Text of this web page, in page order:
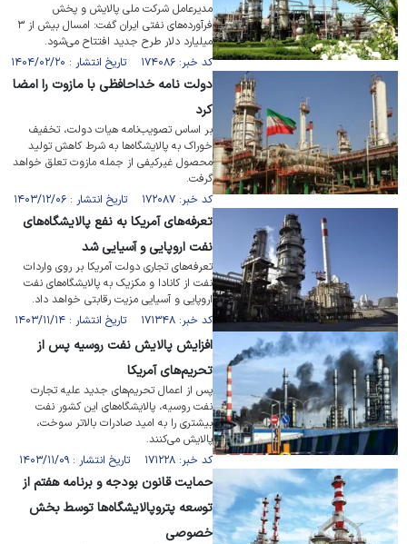
مدیرعامل شرکت ملی پالایش و پخش
فرآورده‌های نفتی ایران گفت: امسال بیش از ۳
میلیارد دلار طرح جدید افتتاح می‌شود.
کد خبر: ۱۷۴۰۸۶ تاریخ انتشار : ۱۴۰۴/۰۲/۲۰
دولت نامه خداحافظی با مازوت را امضا
کرد
بر اساس تصویب‌نامه هیات دولت، تخفیف
خوراک به پالایشگاه‌ها به شرط کاهش تولید
محصول غیرکیفی از جمله مازوت تعلق خواهد
گرفت.
کد خبر: ۱۷۲۰۸۷ تاریخ انتشار : ۱۴۰۳/۱۲/۰۶
تعرفه‌های آمریکا به نفع پالایشگاه‌های
نفت اروپایی و آسیایی شد
تعرفه‌های تجاری دولت آمریکا بر روی واردات
نفت از کانادا و مکزیک به پالایشگاه‌های نفت
اروپایی و آسیایی مزیت رقابتی خواهد داد.
کد خبر: ۱۷۱۳۴۸ تاریخ انتشار : ۱۴۰۳/۱۱/۱۴
افزایش پالایش نفت روسیه پس از
تحریم‌های آمریکا
پس از اعمال تحریم‌های جدید علیه تجارت
نفت روسیه، پالایشگاه‌های این کشور نفت
بیشتری را به امید صادرات بالاتر سوخت،
پالایش می‌کنند.
کد خبر: ۱۷۱۲۲۸ تاریخ انتشار : ۱۴۰۳/۱۱/۰۹
حمایت قانون بودجه و برنامه هفتم از
توسعه پتروپالایشگاه‌ها توسط بخش
خصوصی